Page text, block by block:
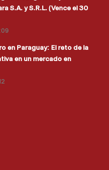
S.A. y S.R.L. (Vence el 30
en Paraguay: El reto de la
en un mercado en